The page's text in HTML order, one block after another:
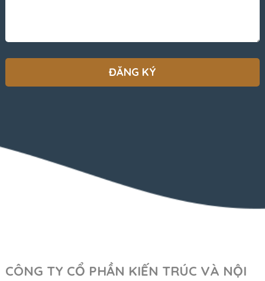
CÔNG TY CỔ PHẦN KIẾN TRÚC VÀ NỘI